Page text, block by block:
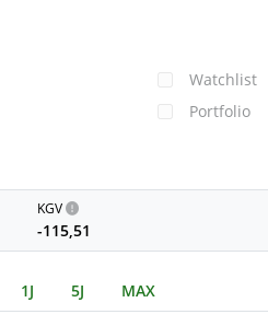
Watchlist
Portfolio
KGV
-115,51
1J 5J MAX